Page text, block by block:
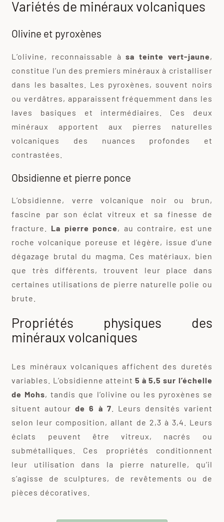
Variétés de minéraux volcaniques
Olivine et pyroxènes
L’olivine, reconnaissable àsa teinte vert-jaune,
constitue l’un des premiers minéraux à cristalliser
dans les basaltes. Les pyroxènes, souvent noirs
ou verdâtres, apparaissent fréquemment dans les
laves basiques et intermédiaires. Ces deux
minéraux apportent aux pierres naturelles
volcaniques des nuances profondes et
contrastées.
Obsidienne et pierre ponce
L’obsidienne, verre volcanique noir ou brun,
fascine par son éclat vitreux et sa finesse de
fracture.
La pierre ponce, au contraire, est une
roche volcanique poreuse et légère, issue d’une
dégazage brutal du magma. Ces matériaux, bien
que très différents, trouvent leur place dans
certaines utilisations de pierre naturelle polie ou
brute.
Propriétés physiques des
minéraux volcaniques
Les minéraux volcaniques affichent des duretés
variables. L’obsidienne atteint 5 à 5,5 sur l’échelle
de Mohs, tandis que l’olivine ou les pyroxènes se
situent autourde 6 à 7 . Leurs densités varient
selon leur composition, allant de 2,3 à 3,4. Leurs
éclats peuvent être vitreux, nacrés ou
submétalliques. Ces propriétés conditionnent
leur utilisation dans la pierre naturelle, qu’il
s’agisse de sculptures, de revêtements ou de
pièces décoratives.